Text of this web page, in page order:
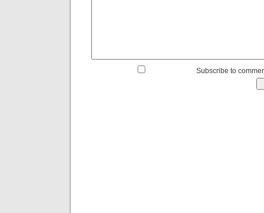
Subscribe to